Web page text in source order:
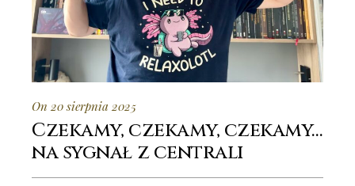
On 20 sierpnia 2025
Czekamy, czekamy, czekamy…
na sygnał z centrali